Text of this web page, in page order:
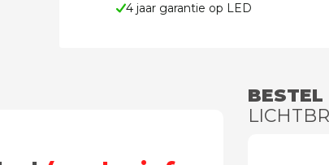
4 jaar garantie op LED
BESTEL